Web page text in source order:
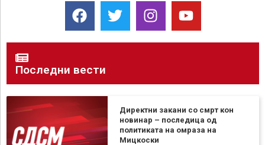
Последни вести
Директни закани со смрт кон
новинар – последица од
политиката на омраза на
Мицкоски